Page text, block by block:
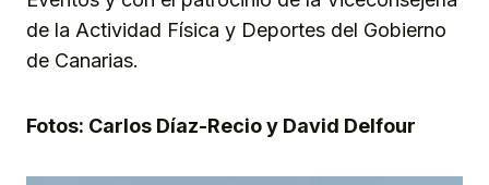
de la Actividad Física y Deportes del Gobierno
de Canarias.
Fotos: Carlos Díaz-Recio y David Delfour